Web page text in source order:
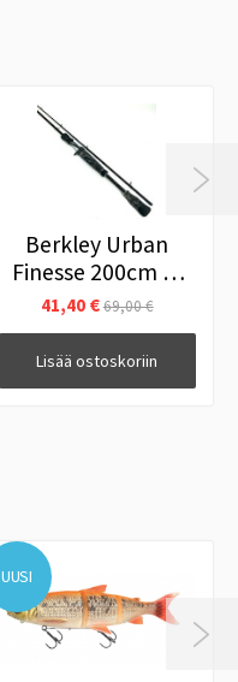
Berkley Urban
Finesse 200cm 3-
14g Hyrräkelavapa
41,40 €69,00 €
Lisää ostoskoriin

UUSI
